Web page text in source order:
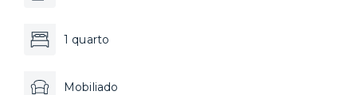
1 quarto
Mobiliado